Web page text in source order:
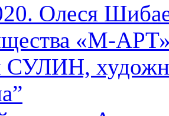
Олеся
«М-
СУЛИН,